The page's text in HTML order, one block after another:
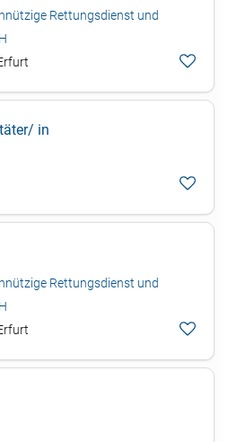
Rettungsdienst und
in
Rettungsdienst und